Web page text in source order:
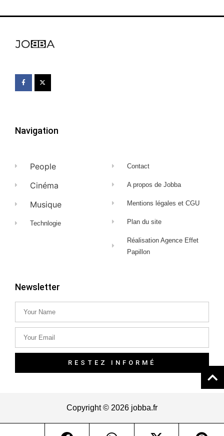
Navigation
People
Cinéma
Musique
Technlogie
Contact
A propos de Jobba
Mentions légales et CGU
Plan du site
Réalisation Agence Effet
Papillon
Newsletter
RESTEZ INFORMÉ
Copyright © 2026 jobba.fr